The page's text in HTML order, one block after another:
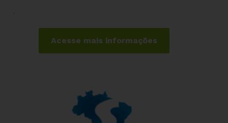
Acesse mais informações